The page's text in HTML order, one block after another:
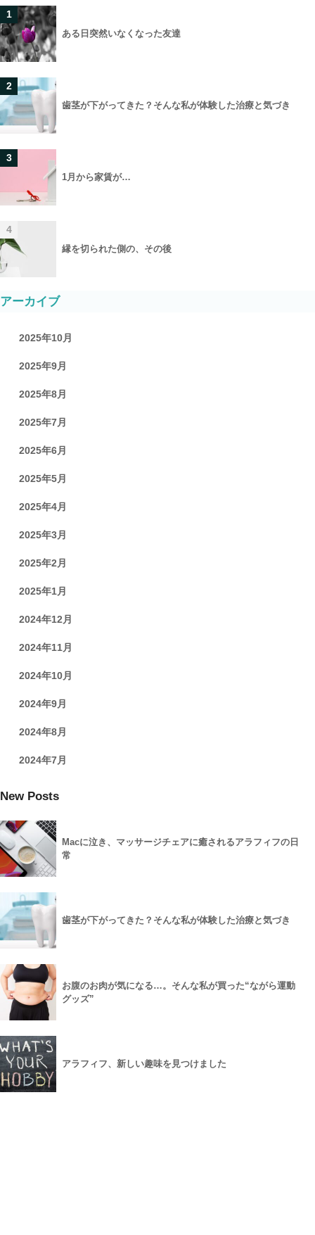
1
ある日突然いなくなった友達
2
歯茎が下がってきた？そんな私が体験した治療と気づき
3
1月から家賃が…
4
縁を切られた側の、その後
アーカイブ
2025年10月
2025年9月
2025年8月
2025年7月
2025年6月
2025年5月
2025年4月
2025年3月
2025年2月
2025年1月
2024年12月
2024年11月
2024年10月
2024年9月
2024年8月
2024年7月
New Posts
Macに泣き、マッサージチェアに癒されるアラフィフの日
常
歯茎が下がってきた？そんな私が体験した治療と気づき
お腹のお肉が気になる…。そんな私が買った“ながら運動
グッズ”
アラフィフ、新しい趣味を見つけました